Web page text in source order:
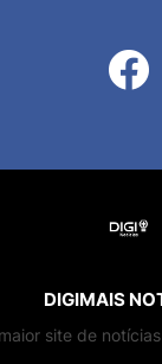
DIGIMAIS
site de